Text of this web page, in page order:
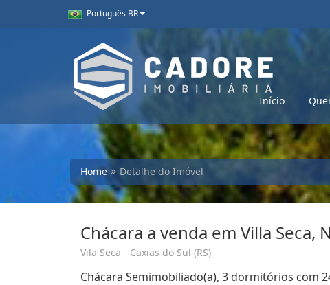
Português BR
Início
Home Detalhe do Imóvel
Chácara a venda em Villa Seca,
Vila Seca - Caxias do Sul (RS)
Chácara Semimobiliado(a), 3 dormitórios com